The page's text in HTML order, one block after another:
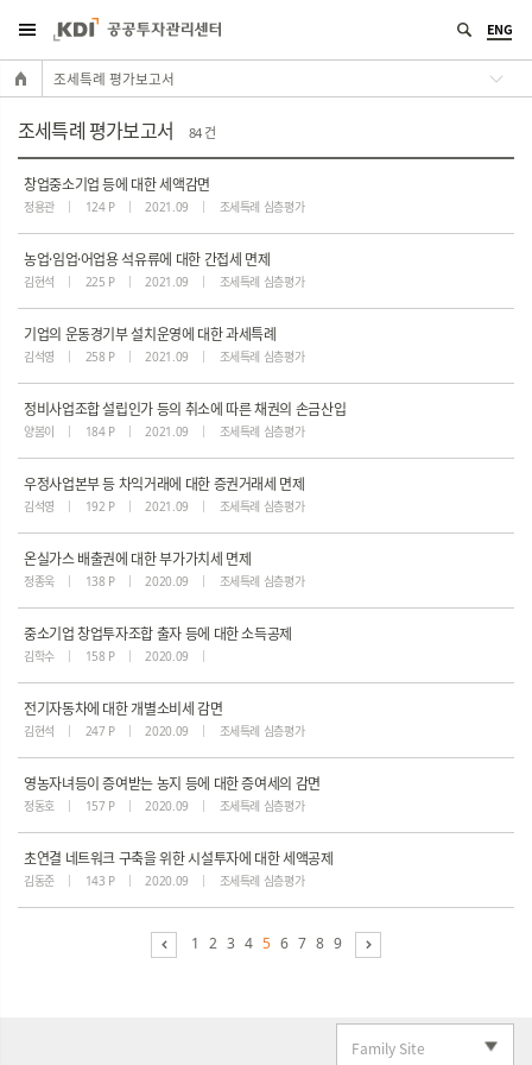
ENG
조세특례 평가보고서
조세특례 평가보고서 84 건
창업중소기업 등에 대한 세액감면
정용관 124 P 2021.09 조세특례 심층평가
농업·임업·어업용 석유류에 대한 간접세 면제
김현석 225 P 2021.09 조세특례 심층평가
기업의 운동경기부 설치운영에 대한 과세특례
김석영 258 P 2021.09 조세특례 심층평가
정비사업조합 설립인가 등의 취소에 따른 채권의 손금산입
양봄이 184 P 2021.09 조세특례 심층평가
우정사업본부 등 차익거래에 대한 증권거래세 면제
김석영 192 P 2021.09 조세특례 심층평가
온실가스 배출권에 대한 부가가치세 면제
정종욱 138 P 2020.09 조세특례 심층평가
중소기업 창업투자조합 출자 등에 대한 소득공제
김학수 158 P 2020.09
전기자동차에 대한 개별소비세 감면
김현석 247 P 2020.09 조세특례 심층평가
영농자녀등이 증여받는 농지 등에 대한 증여세의 감면
정동호 157 P 2020.09 조세특례 심층평가
초연결 네트워크 구축을 위한 시설투자에 대한 세액공제
김동준 143 P 2020.09 조세특례 심층평가
1 2 3 4 5 6 7 8 9
Family Site